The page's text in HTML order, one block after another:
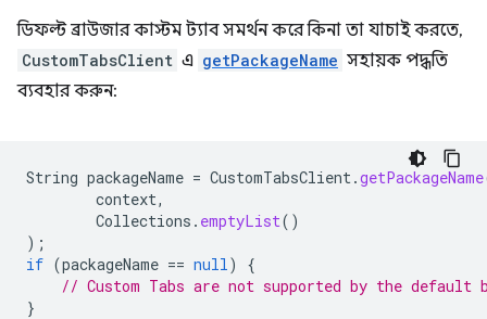
ডিফল্ট ব্রাউজার কাস্টম ট্যাব সমর্থন করে কিনা তা যাচাই করতে,
CustomTabsClient এ getPackageName সহায়ক পদ্ধতি
ব্যবহার করুন:
String packageName = CustomTabsClient.getPackageName
context,
Collections . emptyList()
);
if (packageName == null)
{
// Custom Tabs are not supported by the default
}